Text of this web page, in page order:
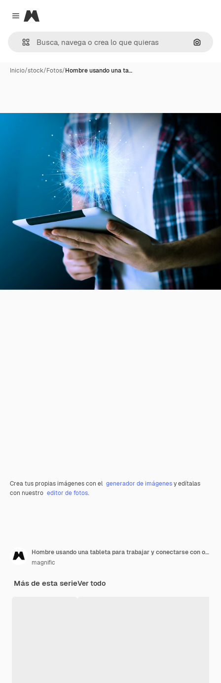
Close menu
Magnific
Inicio/stock/Fotos/Hombre usando una ta…
Crea tus propias imágenes con el generador de imágenesy edítalas
con nuestro editor de fotos.
Hombre usando una tableta para trabajar y conectarse con otros
magnific
Más de esta serieVer todo